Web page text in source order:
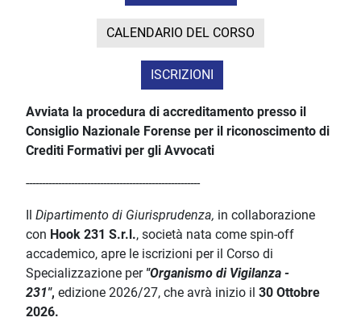
CALENDARIO DEL CORSO
ISCRIZIONI
Avviata la procedura di accreditamento presso il
Consiglio Nazionale Forense per il riconoscimento di
Crediti Formativi per gli Avvocati
------------------------------------------------------
Dipartimento di Giurisprudenza, in collaborazione
con Hook 231 S.r.l., società nata come spin-off
accademico, apre le iscrizioni per il Corso di
Specializzazione per "Organismo di Vigilanza -
231", edizione 2026/27, che avrà inizio il 30 Ottobre
2026.